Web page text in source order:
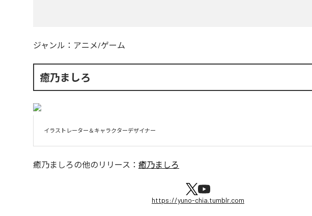
ジャンル： アニメ/ゲーム
癒乃ましろ
イラストレーター＆キャラクターデザイナー
癒乃ましろの他のリリース： 癒乃ましろ
https://yuno-chia.tumblr.com